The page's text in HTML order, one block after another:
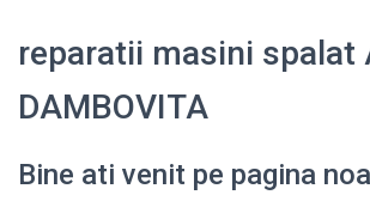
reparatii masini spalat
DAMBOVITA
Bine ati venit pe pagina